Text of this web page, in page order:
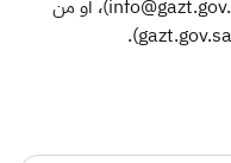
(@Gazt_Care)، أو البريد الإلكتروني (info@gazt.gov.sa)، أو من